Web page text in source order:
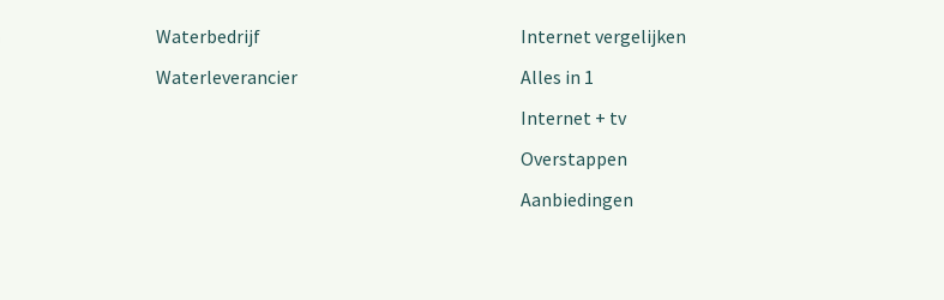
Waterbedrijf
Waterleverancier
Internet vergelijken
Alles in 1
Internet + tv
Overstappen
Aanbiedingen